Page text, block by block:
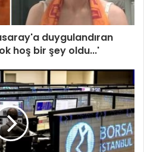
duygulandıran
hoş bir şey oldu...'